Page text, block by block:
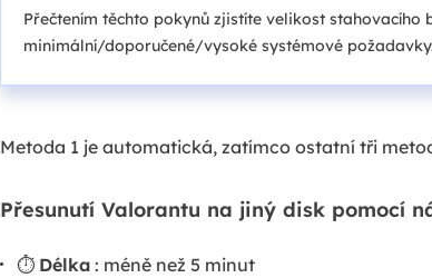
Přečtením těchto pokynů zjistíte velikost stahovacího
minimální/doporučené/vysoké systémové
Metoda 1 je automatická, zatímco ostatní tři
Přesunutí Valorantu na jiný disk pomocí
⏱️ Délka : méně než 5 minut